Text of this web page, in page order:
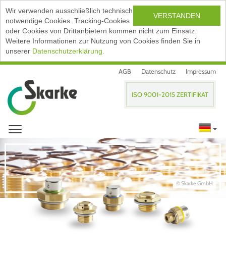
VERSTANDEN
Wir verwenden ausschließlich technisch
notwendige Cookies. Tracking-Cookies
oder Cookies von Drittanbietern kommen nicht zum Einsatz.
Weitere Informationen zur Nutzung von Cookies finden Sie in
unserer Datenschutzerklärung.
AGB Datenschutz Impressum
ISO 9001-2015 ZERTIFIKAT
© Skarke GmbH